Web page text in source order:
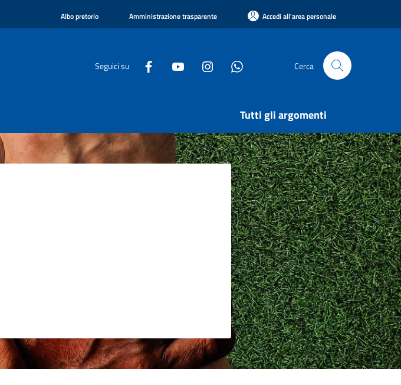
Albo pretorio Amministrazione trasparente Accedi all'area personale
Seguici su Cerca
Tutti gli argomenti